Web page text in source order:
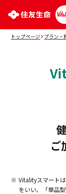
トップページ プラン・
ご
Vitalityスマート
をいい、「単品